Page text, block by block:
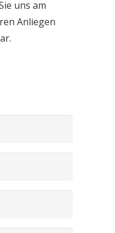
uns am
Anliegen